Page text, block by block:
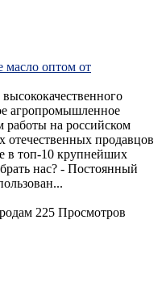
масло оптом от
агропромышленное
работы на российском
продавцов
в топ-10 крупнейших
нас? - Постоянный
225 Просмотров